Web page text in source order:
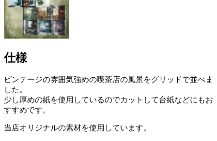
仕様
ビンテージの雰囲気強めの喫茶店の風景をグリッドで並べま
した。
少し厚めの紙を使用しているのでカットして台紙などにもお
すすめです。
当店オリジナルの素材を使用しています。